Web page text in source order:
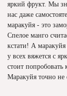
яркий фрукт. Мы
нас даже
маракуйя - это
Спелое манго
кстати! А маракуйя
у всех вяжется с
стоит
Маракуйя точно не